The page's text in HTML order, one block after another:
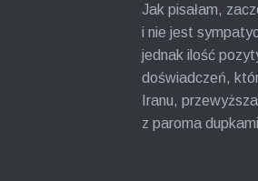
Jak pisałam,
i nie jest
jednak ilość
doświadczeń,
Iranu,
z paroma